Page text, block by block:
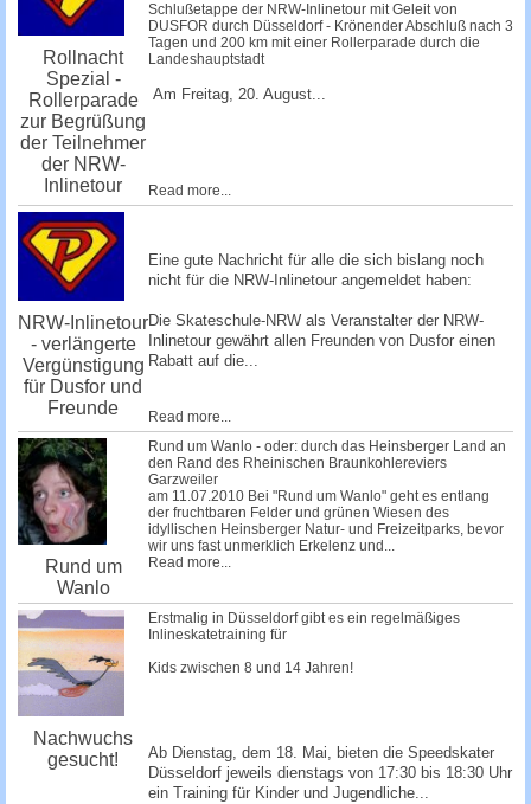
Rollnacht
Spezial -
Rollerparade
zur Begrüßung
der Teilnehmer
der NRW-
Inlinetour
Schlußetappe der NRW-Inlinetour mit Geleit von
DUSFOR durch Düsseldorf - Krönender Abschluß nach 3
Tagen und 200 km mit einer Rollerparade durch die
Landeshauptstadt
Am Freitag, 20. August...
Read more...
NRW-Inlinetour
- verlängerte
Vergünstigung
für Dusfor und
Freunde
Eine gute Nachricht für alle die sich bislang noch
nicht für die NRW-Inlinetour angemeldet haben:
Die Skateschule-NRW als Veranstalter der NRW-
Inlinetour gewährt allen Freunden von Dusfor einen
Rabatt auf die...
Read more...
Rund um
Wanlo
Rund um Wanlo - oder: durch das Heinsberger Land an
den Rand des Rheinischen Braunkohlereviers
Garzweiler
am 11.07.2010 Bei "Rund um Wanlo" geht es entlang
der fruchtbaren Felder und grünen Wiesen des
idyllischen Heinsberger Natur- und Freizeitparks, bevor
wir uns fast unmerklich Erkelenz und...
Read more...
Nachwuchs
gesucht!
Erstmalig in Düsseldorf gibt es ein regelmäßiges
Inlineskatetraining für
Kids zwischen 8 und 14 Jahren!
Ab Dienstag, dem 18. Mai, bieten die Speedskater
Düsseldorf jeweils dienstags von 17:30 bis 18:30 Uhr
ein Training für Kinder und Jugendliche...